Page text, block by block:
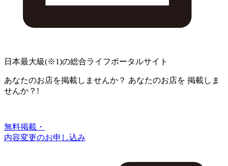
日本最大級(※1)の総合ライフポータルサイト
あなたのお店を掲載しませんか？ あなたのお店を 掲載しま
せんか？!
無料掲載・
内容変更のお申し込み